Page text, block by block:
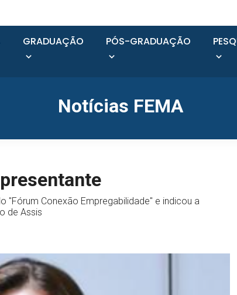
GRADUAÇÃO PÓS-GRADUAÇÃO
Notícias FEMA
"Fórum Conexão Empregabilidade" e indicou a
de Assis